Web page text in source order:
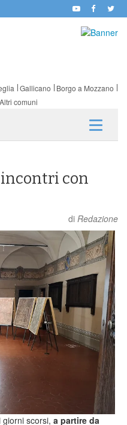
Gallicano
Borgo a Mozzano
Altri comuni
incontri con
di Redazione
scorsi, a partire da